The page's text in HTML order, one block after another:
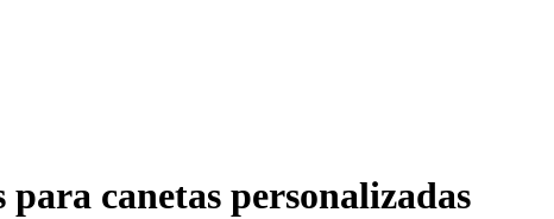
para canetas personalizadas